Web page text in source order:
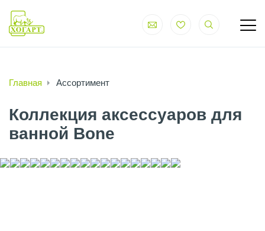
Главная Ассортимент
Коллекция аксессуаров для
ванной Bone